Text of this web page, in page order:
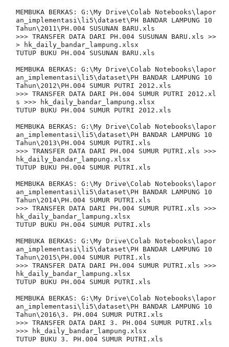
MEMBUKA BERKAS: G:\My Drive\Colab Notebooks\lapor
an_implementasi\li5\dataset\PH BANDAR LAMPUNG 10
Tahun\2011\PH.004 SUSUNAN BARU.xls
>>> TRANSFER DATA DARI PH.004 SUSUNAN BARU.xls >>
> hk_daily_bandar_lampung.xlsx
TUTUP BUKU PH.004 SUSUNAN BARU.xls
MEMBUKA BERKAS: G:\My Drive\Colab Notebooks\lapor
an_implementasi\li5\dataset\PH BANDAR LAMPUNG 10
Tahun\2012\PH.004 SUMUR PUTRI 2012.xls
>>> TRANSFER DATA DARI PH.004 SUMUR PUTRI 2012.xl
s >>> hk_daily_bandar_lampung.xlsx
TUTUP BUKU PH.004 SUMUR PUTRI 2012.xls
MEMBUKA BERKAS: G:\My Drive\Colab Notebooks\lapor
an_implementasi\li5\dataset\PH BANDAR LAMPUNG 10
Tahun\2013\PH.004 SUMUR PUTRI.xls
>>> TRANSFER DATA DARI PH.004 SUMUR PUTRI.xls >>>
hk_daily_bandar_lampung.xlsx
TUTUP BUKU PH.004 SUMUR PUTRI.xls
MEMBUKA BERKAS: G:\My Drive\Colab Notebooks\lapor
an_implementasi\li5\dataset\PH BANDAR LAMPUNG 10
Tahun\2014\PH.004 SUMUR PUTRI.xls
>>> TRANSFER DATA DARI PH.004 SUMUR PUTRI.xls >>>
hk_daily_bandar_lampung.xlsx
TUTUP BUKU PH.004 SUMUR PUTRI.xls
MEMBUKA BERKAS: G:\My Drive\Colab Notebooks\lapor
an_implementasi\li5\dataset\PH BANDAR LAMPUNG 10
Tahun\2015\PH.004 SUMUR PUTRI.xls
>>> TRANSFER DATA DARI PH.004 SUMUR PUTRI.xls >>>
hk_daily_bandar_lampung.xlsx
TUTUP BUKU PH.004 SUMUR PUTRI.xls
MEMBUKA BERKAS: G:\My Drive\Colab Notebooks\lapor
an_implementasi\li5\dataset\PH BANDAR LAMPUNG 10
Tahun\2016\3. PH.004 SUMUR PUTRI.xls
>>> TRANSFER DATA DARI 3. PH.004 SUMUR PUTRI.xls
>>> hk_daily_bandar_lampung.xlsx
TUTUP BUKU 3. PH.004 SUMUR PUTRI.xls